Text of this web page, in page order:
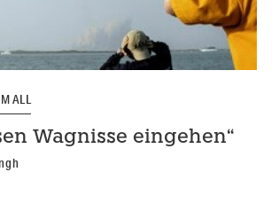
ALL
Wagnisse eingehen“